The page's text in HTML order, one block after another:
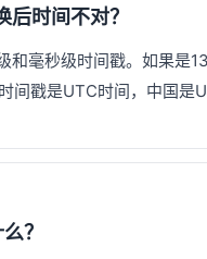
时间不对？
和毫秒级时间戳。如果是
间戳是UTC时间，中国是
？